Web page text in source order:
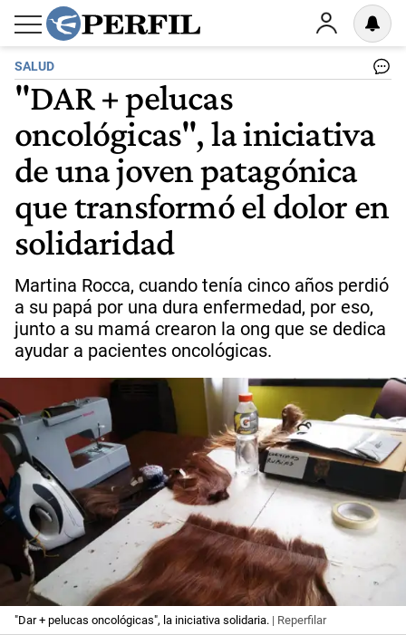
SALUD
"DAR + pelucas
oncológicas", la iniciativa
de una joven patagónica
que transformó el dolor en
solidaridad
Martina Rocca, cuando tenía cinco años perdió
a su papá por una dura enfermedad, por eso,
junto a su mamá crearon la ong que se dedica
ayudar a pacientes oncológicas.
"Dar + pelucas oncológicas", la iniciativa solidaria. | Reperfilar